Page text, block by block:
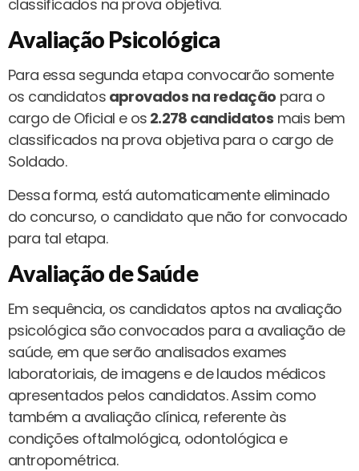
classificados na prova objetiva.
Avaliação Psicológica
Para essa segunda etapa convocarão somente
os candidatos aprovados na redação para o
cargo de Oficial e os 2.278 candidatos mais bem
classificados na prova objetiva para o cargo de
Soldado.
Dessa forma, está automaticamente eliminado
do concurso, o candidato que não for convocado
para tal etapa.
Avaliação de Saúde
Em sequência, os candidatos aptos na avaliação
psicológica são convocados para a avaliação de
saúde, em que serão analisados exames
laboratoriais, de imagens e de laudos médicos
apresentados pelos candidatos. Assim como
também a avaliação clínica, referente às
condições oftalmológica, odontológica e
antropométrica.